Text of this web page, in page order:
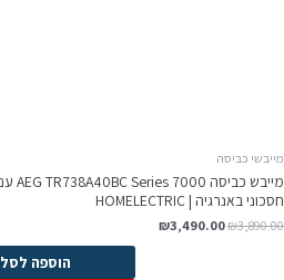
מייבשי כביסה
חסכוני באנרגיה | HOMELECTRIC
₪3,890.00
₪3,490.00
הוספה לסל